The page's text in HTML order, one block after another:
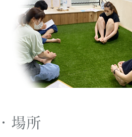
場所